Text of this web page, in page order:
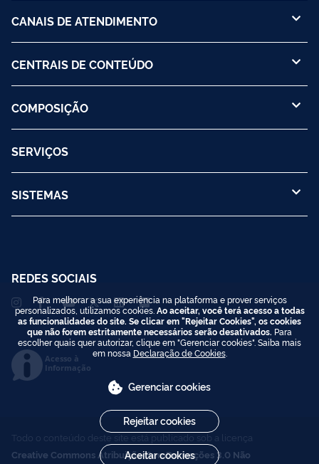
CANAIS DE ATENDIMENTO
CENTRAIS DE CONTEÚDO
COMPOSIÇÃO
SERVIÇOS
SISTEMAS
REDES SOCIAIS
Acesso à
Informação
Todo o conteúdo deste site está publicado sob a licença
Creative Commons Atribuição-SemDerivações 3.0 Não
Para melhorar a sua experiência na plataforma e prover serviços
personalizados, utilizamos cookies. Ao aceitar, você terá acesso a todas
as funcionalidades do site. Se clicar em "Rejeitar Cookies", os cookies
que não forem estritamente necessários serão desativados. Para
escolher quais quer autorizar, clique em "Gerenciar cookies". Saiba mais
em nossa Declaração de Cookies.
Gerenciar cookies
Rejeitar cookies
Aceitar cookies